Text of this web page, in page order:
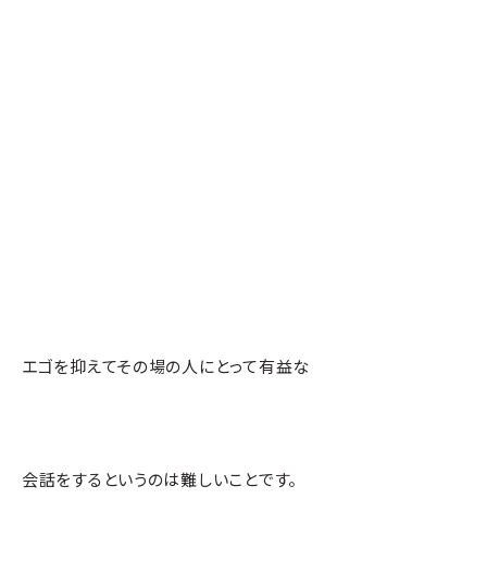
エゴを抑えてその場の人にとって有益な
会話をするというのは難しいことです。